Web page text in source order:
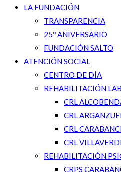
LA FUNDACIÓN
TRANSPARENCIA
25º ANIVERSARIO
FUNDACIÓN SALTO
ATENCIÓN SOCIAL
CENTRO DE DÍA
REHABILITACIÓN
CRL
CRL
CRL
CRL
REHABILITACIÓN
CRPS